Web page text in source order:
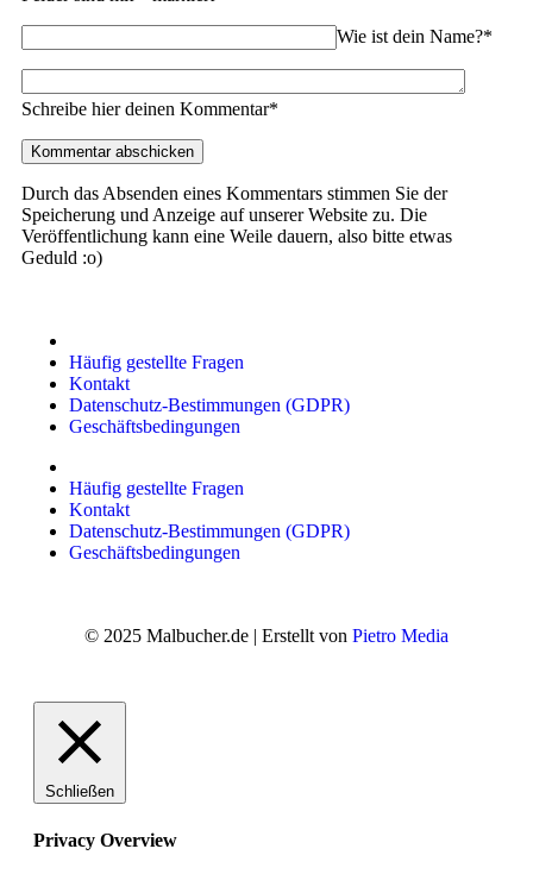
Wie ist dein Name?*
Schreibe hier deinen Kommentar*
Durch das Absenden eines Kommentars stimmen Sie der
Speicherung und Anzeige auf unserer Website zu. Die
Veröffentlichung kann eine Weile dauern, also bitte etwas
Geduld :o)
Häufig gestellte Fragen
Kontakt
Datenschutz-Bestimmungen (GDPR)
Geschäftsbedingungen
Häufig gestellte Fragen
Kontakt
Datenschutz-Bestimmungen (GDPR)
Geschäftsbedingungen
© 2025 Malbucher.de | Erstellt von Pietro Media
Schließen
Privacy Overview